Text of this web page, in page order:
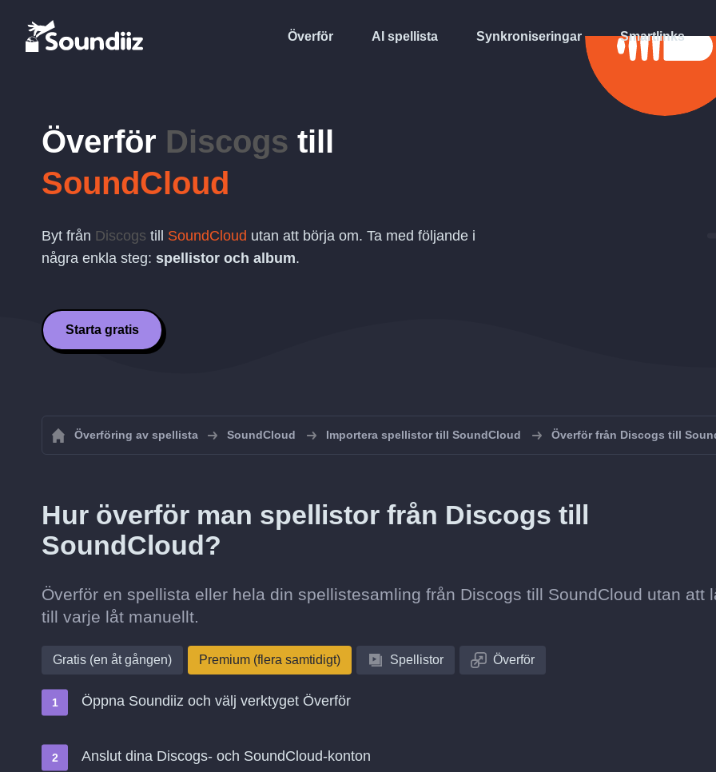
Överför AI spellista Synkroniseringar Smartlinks
Överför Discogs till
SoundCloud
Byt från Discogs till SoundCloud utan att börja om. Ta med följande i
några enkla steg: spellistor och album.
Starta gratis
Överföring av spellista SoundCloud Importera spellistor till SoundCloud Överför från Discogs till
Hur överför man spellistor från Discogs till
SoundCloud?
Överför en spellista eller hela din spellistesamling från Discogs till SoundCloud utan att
till varje låt manuellt.
Gratis (en åt gången) Premium (flera samtidigt) Spellistor Överför
Öppna Soundiiz och välj verktyget Överför
Anslut dina Discogs- och SoundCloud-konton